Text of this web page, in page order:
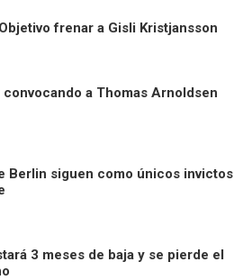
frenar a Gisli Kristjansson
a Thomas Arnoldsen
Berlin siguen como únicos invictos
3 meses de baja y se pierde el